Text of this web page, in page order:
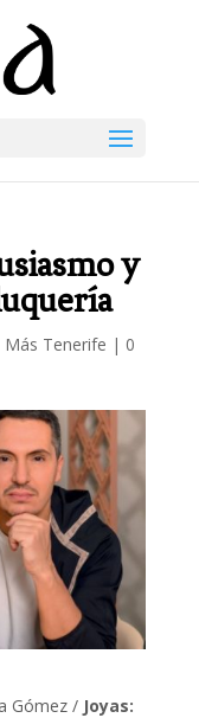
y
Más Tenerife | 0
Gómez / Joyas: